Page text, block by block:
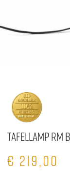
Tafellamp RM
€ 219,00